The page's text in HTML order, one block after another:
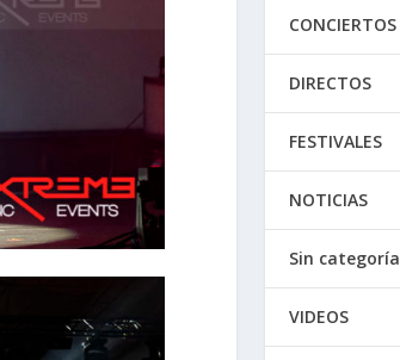
CONCIERTOS
DIRECTOS
FESTIVALES
NOTICIAS
Sin categoría
VIDEOS